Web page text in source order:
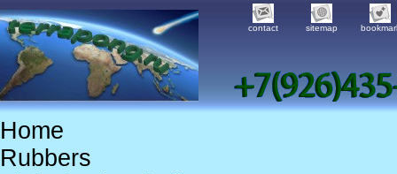
contact sitemap
Home
Rubbers